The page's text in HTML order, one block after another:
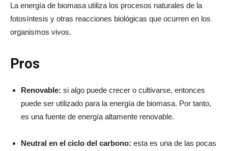
La energía de biomasa utiliza los procesos naturales de la
fotosíntesis y otras reacciones biológicas que ocurren en los
organismos vivos.
Pros
Renovable: si algo puede crecer o cultivarse, entonces
puede ser utilizado para la energía de biomasa. Por tanto,
es una fuente de energía altamente renovable.
Neutral en el ciclo del carbono: esta es una de las pocas